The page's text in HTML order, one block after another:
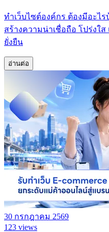
ทำเว็บไซต์องค์กร ต้องมีอะไ
สร้างความน่าเชื่อถือ โปร่งใ
ยั่งยืน
อ่านต่อ
30 กรกฎาคม 2569
123 views